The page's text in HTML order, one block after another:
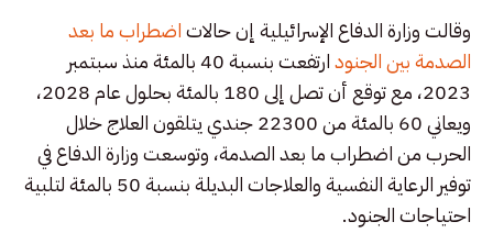
وقالت وزارة الدفاع الإسرائيلية إن حالاتاضطراب ما بعد
الصدمة بين الجنود
ارتفعت بنسبة 40 بالمئة منذ سبتمبر
2023، مع توقع أن تصل إلى 180 بالمئة بحلول عام 2028،
ويعاني 60 بالمئة من 22300 جندي يتلقون العلاج خلال
الحرب من اضطراب ما بعد الصدمة، وتوسعت وزارة الدفاع في
توفير الرعاية النفسية والعلاجات البديلة بنسبة 50 بالمئة لتلبية
احتياجات الجنود.